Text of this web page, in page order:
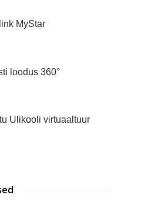
MyStar
loodus 360°
Ülikooli virtuaaltuur